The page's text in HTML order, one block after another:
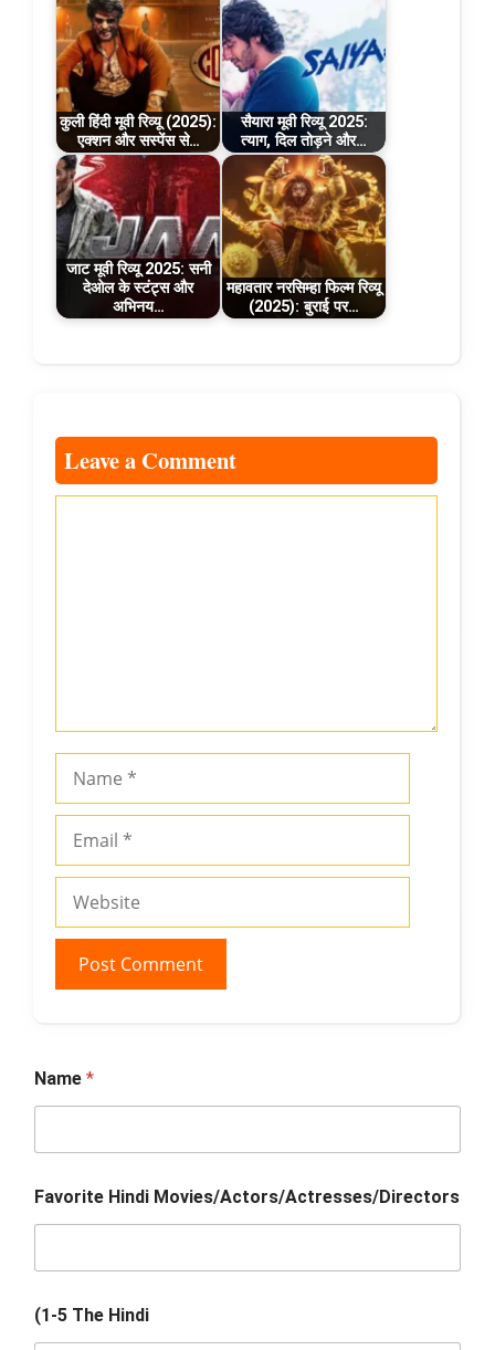
कुली हिंदी मूवी रिव्यू (2025):
एक्शन और सस्पेंस से…
सैयारा मूवी रिव्यू 2025:
त्याग, दिल तोड़ने और…
जाट मूवी रिव्यू 2025: सनी
देओल के स्टंट्स और
अभिनय…
महावतार नरसिम्हा फिल्म रिव्यू
(2025): बुराई पर…
Leave a Comment
Website
Name *
Favorite Hindi Movies/Actors/Actresses/Directors
(1-5 The Hindi